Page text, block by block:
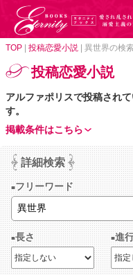
TOP 投稿恋愛小説 異世界の検
投稿恋愛小説
アルファポリスで投稿され
す。
掲載条件はこちら
詳細検索
フリーワード
長さ 進